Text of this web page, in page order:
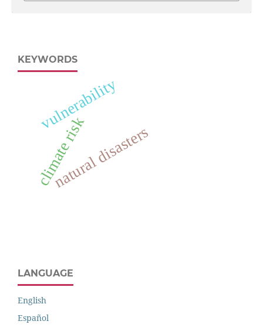
KEYWORDS
vulnerability
climate risk
natural disasters
LANGUAGE
English
Español